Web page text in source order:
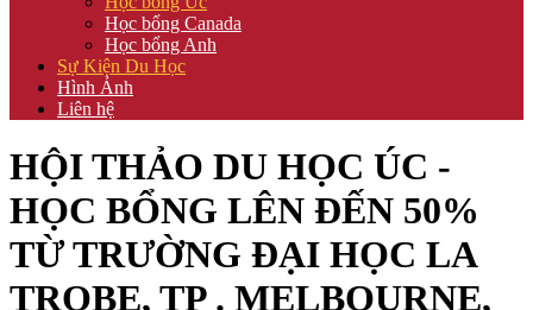
Học bổng Canada
Học bổng Anh
Sự Kiện Du Học
Hình Ảnh
Liên hệ
HỘI THẢO DU HỌC ÚC -
HỌC BỔNG LÊN ĐẾN 50%
TỪ TRƯỜNG ĐẠI HỌC LA
TROBE, TP . MELBOURNE,